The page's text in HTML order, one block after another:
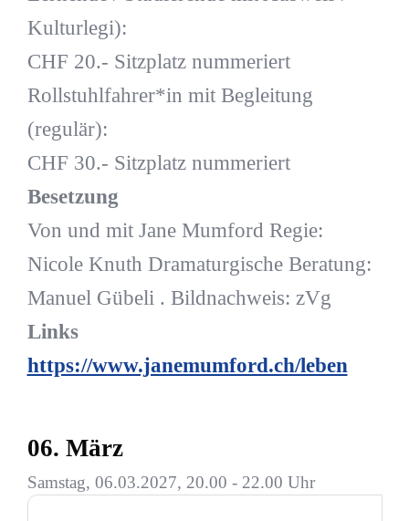
Kulturlegi):
CHF 20.- Sitzplatz nummeriert
Rollstuhlfahrer*in mit Begleitung
(regulär):
CHF 30.- Sitzplatz nummeriert
Besetzung
Von und mit Jane Mumford Regie:
Nicole Knuth Dramaturgische Beratung:
Manuel Gübeli . Bildnachweis: zVg
Links
https://www.janemumford.ch/leben
06. März
Samstag, 06.03.2027, 20.00 - 22.00 Uhr